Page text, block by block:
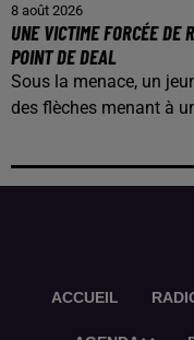
8 août 2026
UNE VICTIME FORCÉE DE
POINT DE DEAL
Sous la menace, un
des flèches menant à
ACCUEIL